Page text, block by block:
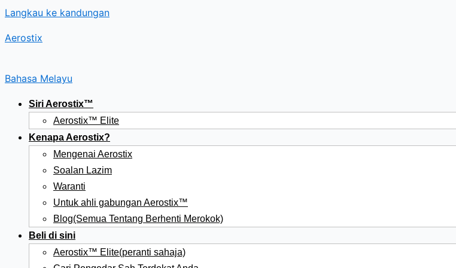
Langkau ke kandungan
Aerostix
Bahasa Melayu
Siri Aerostix™
Aerostix™ Elite
Kenapa Aerostix?
Mengenai Aerostix
Soalan Lazim
Waranti
Untuk ahli gabungan Aerostix™
Blog(Semua Tentang Berhenti Merokok)
Beli di sini
Aerostix™ Elite(peranti sahaja)